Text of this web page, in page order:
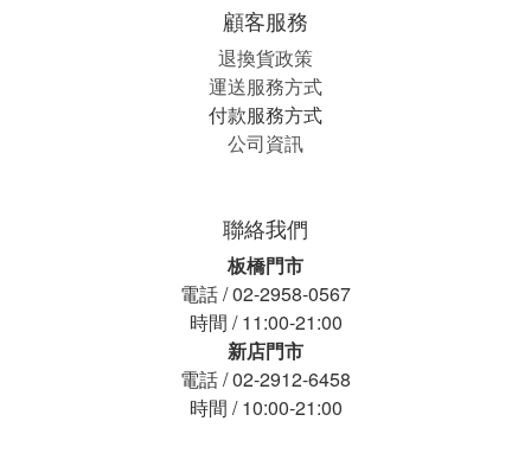
顧客服務
退換貨政策
運送服務方式
付款服務方式
公司資訊
聯絡我們
板橋門市
電話 / 02-2958-0567
時間 / 11:00-21:00
新店門市
電話 / 02-2912-6458
時間 / 10:00-21:00